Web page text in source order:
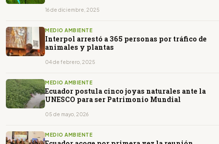
16 de diciembre, 2025
MEDIO AMBIENTE
Interpol arrestó a 365 personas por tráfico de
animales y plantas
04 de febrero, 2025
MEDIO AMBIENTE
Ecuador postula cinco joyas naturales ante la
UNESCO para ser Patrimonio Mundial
05 de mayo, 2026
MEDIO AMBIENTE